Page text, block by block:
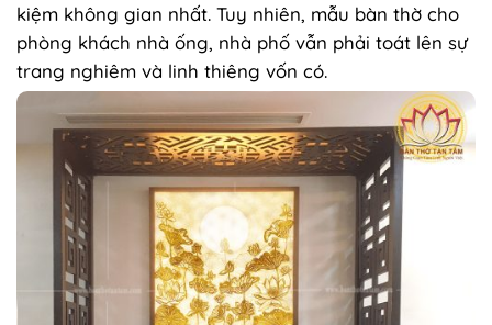
kiệm không gian nhất. Tuy nhiên, mẫu bàn thờ cho
phòng khách nhà ống, nhà phố vẫn phải toát lên sự
trang nghiêm và linh thiêng vốn có.